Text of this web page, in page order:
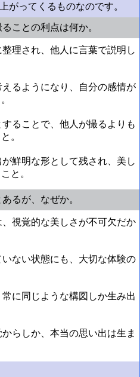
がってくるものなのです。
ことの利点は何か。
理され、他人に言葉で説明し
るようになり、自分の感情が
ることで、他人が撮るよりも
。
鮮明な形として残され、美し
と。
あるが、なぜか。
視覚的な美しさが不可欠だか
ない状態にも、大切な体験の
に同じような構図しか生み出
らしか、本当の思い出は生ま